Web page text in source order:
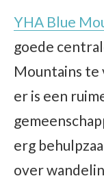
YHA Blue
goede
Mountains te
er is een
erg
over